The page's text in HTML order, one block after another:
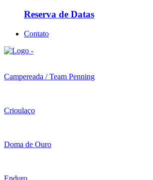
Reserva de Datas
Contato
Campereada / Team Penning
Crioulaço
Doma de Ouro
Enduro